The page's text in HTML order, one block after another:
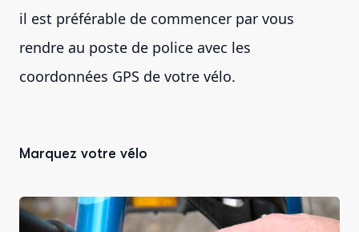
il est préférable de commencer par vous
rendre au poste de police avec les
coordonnées GPS de votre vélo.
Marquez votre vélo